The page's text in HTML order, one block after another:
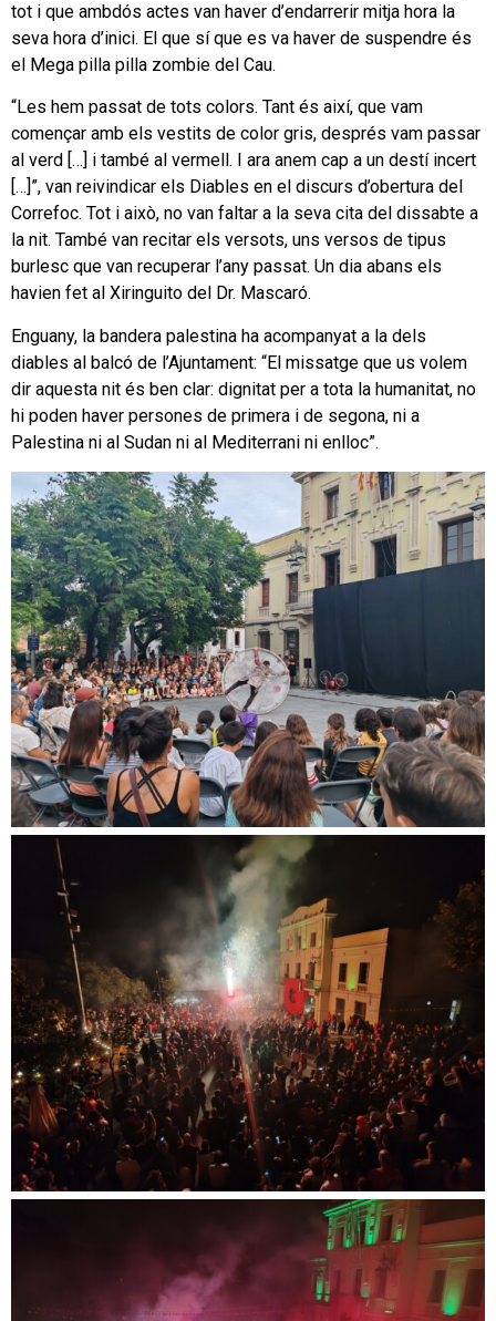
tot i que ambdós actes van haver d’endarrerir mitja hora la
seva hora d’inici. El que sí que es va haver de suspendre és
el Mega pilla pilla zombie del Cau.
“Les hem passat de tots colors. Tant és així, que vam
començar amb els vestits de color gris, després vam passar
al verd […] i també al vermell. I ara anem cap a un destí incert
[…]”, van reivindicar els Diables en el discurs d’obertura del
Correfoc. Tot i això, no van faltar a la seva cita del dissabte a
la nit. També van recitar els versots, uns versos de tipus
burlesc que van recuperar l’any passat. Un dia abans els
havien fet al Xiringuito del Dr. Mascaró.
Enguany, la bandera palestina ha acompanyat a la dels
diables al balcó de l’Ajuntament: “El missatge que us volem
dir aquesta nit és ben clar: dignitat per a tota la humanitat, no
hi poden haver persones de primera i de segona, ni a
Palestina ni al Sudan ni al Mediterrani ni enlloc”.